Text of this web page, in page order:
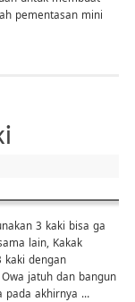
pementasan mini
3 kaki bisa ga
lain, Kakak
kaki dengan
jatuh dan bangun
pada akhirnya …